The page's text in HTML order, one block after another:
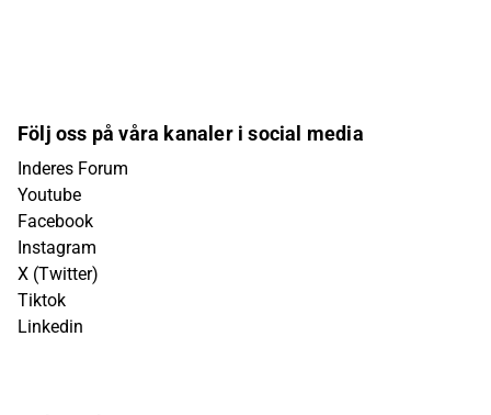
Följ oss på våra kanaler i social media
Inderes Forum
Youtube
Facebook
Instagram
X (Twitter)
Tiktok
Linkedin